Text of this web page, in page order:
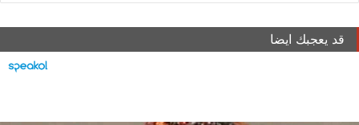
قد يعجبك ايضا